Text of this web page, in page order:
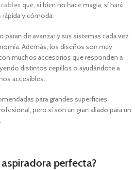
que, si bien no hace magia, sí hará
rápida y cómoda.
de avanzar y sus sistemas cada vez
Además, los diseños son muy
muchos accesorios que responden a
distintos cepillos o ayudándote a
accesibles.
para grandes superficies
pero sí son un gran aliado para un
perfecta?